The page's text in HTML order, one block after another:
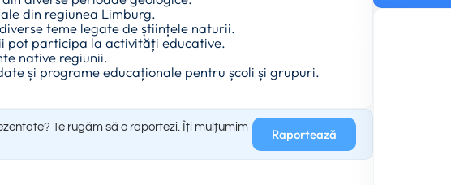
din regiunea Limburg.
teme legate de științele naturii.
pot participa la activități educative.
native regiunii.
și programe educaționale pentru școli și grupuri.
Te rugăm să o raportezi. Îți mulțumim
Raportează